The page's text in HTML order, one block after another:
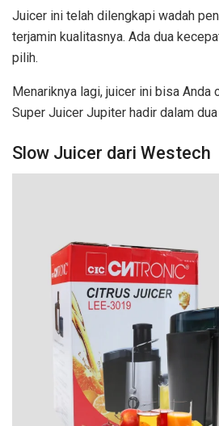
Juicer ini telah dilengkapi wadah
terjamin kualitasnya. Ada dua
pilih.
Menariknya lagi, juicer ini bisa Anda
Super Juicer Jupiter hadir dalam
Slow Juicer dari Westech